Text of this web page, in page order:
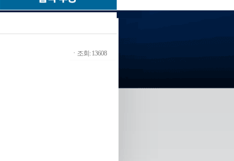
ㆍ조회: 13608